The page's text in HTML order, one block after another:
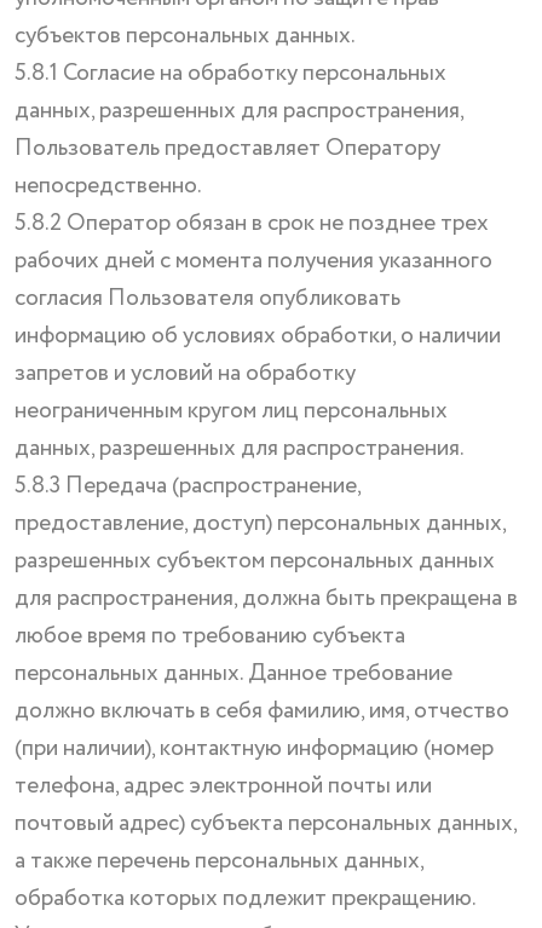
субъектов персональных данных.
5.8.1 Согласие на обработку персональных
данных, разрешенных для распространения,
Пользователь предоставляет Оператору
непосредственно.
5.8.2 Оператор обязан в срок не позднее трех
рабочих дней с момента получения указанного
согласия Пользователя опубликовать
информацию об условиях обработки, о наличии
запретов и условий на обработку
неограниченным кругом лиц персональных
данных, разрешенных для распространения.
5.8.3 Передача (распространение,
предоставление, доступ) персональных данных,
разрешенных субъектом персональных данных
для распространения, должна быть прекращена в
любое время по требованию субъекта
персональных данных. Данное требование
должно включать в себя фамилию, имя, отчество
(при наличии), контактную информацию (номер
телефона, адрес электронной почты или
почтовый адрес) субъекта персональных данных,
а также перечень персональных данных,
обработка которых подлежит прекращению.